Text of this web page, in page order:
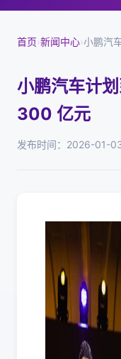
首页›新闻中心›小鹏汽
小鹏汽车计
300 亿元
发布时间：2026-01-